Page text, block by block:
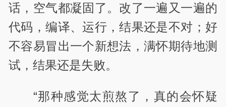
话，空气都凝固了。改了一遍又一遍的
代码，编译、运行，结果还是不对；好
不容易冒出一个新想法，满怀期待地测
试，结果还是失败。
“那种感觉太煎熬了，真的会怀疑